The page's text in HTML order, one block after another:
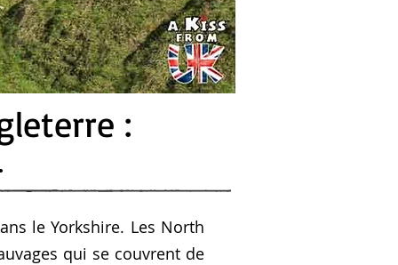
:
le Yorkshire. Les North
qui se couvrent de